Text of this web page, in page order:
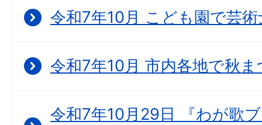
令和7年10月 こども園で芸
令和7年10月 市内各地で秋
令和7年10月29日 『わが歌